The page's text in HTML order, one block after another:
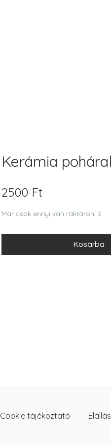
Kerámia
2500 FtÁr
Már csak ennyi van raktáron: 2
Kosárba
Cookie tájékoztató